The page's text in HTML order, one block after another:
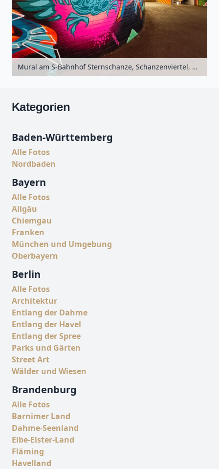
Mural am S-Bahnhof Sternschanze, Schanzenviertel, Hamburg, Deutschland
Kategorien
Baden-Württemberg
Alle Fotos
Nordbaden
Bayern
Alle Fotos
Allgäu
Chiemgau
Franken
München und Umgebung
Oberbayern
Berlin
Alle Fotos
Architektur
Entlang der Dahme
Entlang der Havel
Entlang der Spree
Parks und Gärten
Street Art
Wälder und Wiesen
Brandenburg
Alle Fotos
Barnimer Land
Dahme-Seenland
Elbe-Elster-Land
Fläming
Havelland